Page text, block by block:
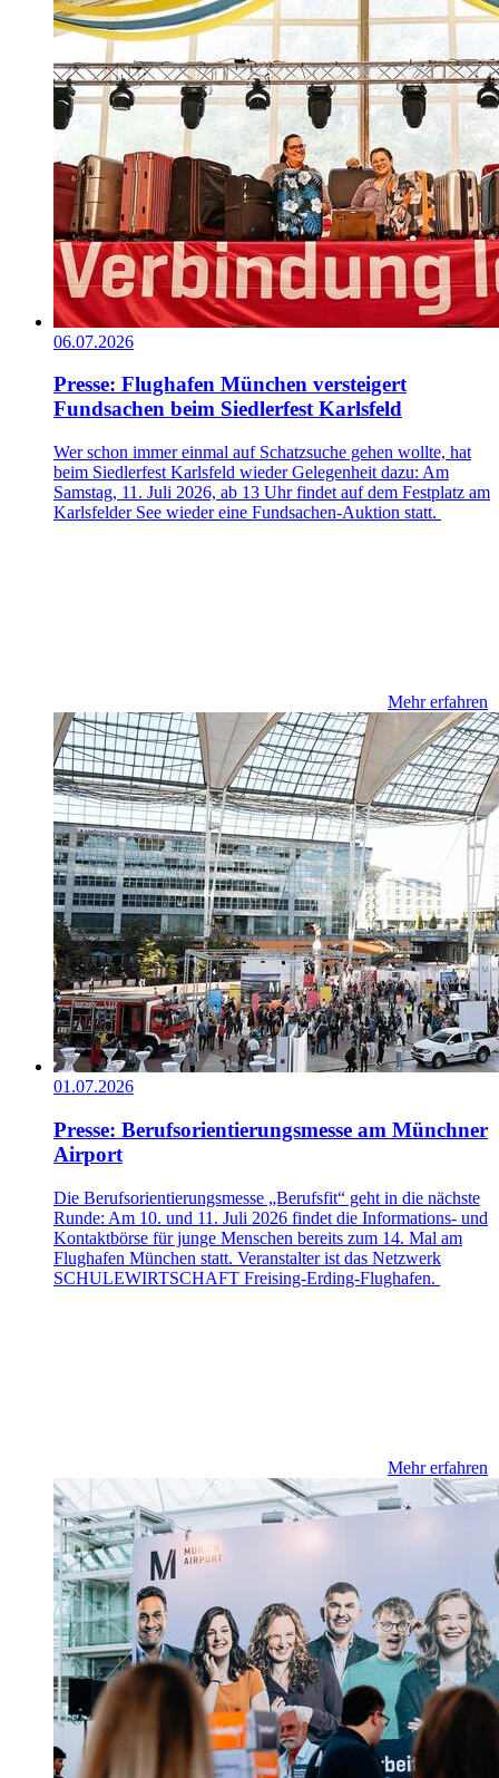
06.07.2026
Presse: Flughafen München versteigert
Fundsachen beim Siedlerfest Karlsfeld
Wer schon immer einmal auf Schatzsuche gehen wollte, hat
beim Siedlerfest Karlsfeld wieder Gelegenheit dazu: Am
Samstag, 11. Juli 2026, ab 13 Uhr findet auf dem Festplatz am
Karlsfelder See wieder eine Fundsachen-Auktion statt.
Mehr erfahren
01.07.2026
Presse: Berufsorientierungsmesse am Münchner
Airport
Die Berufsorientierungsmesse „Berufsfit“ geht in die nächste
Runde: Am 10. und 11. Juli 2026 findet die Informations- und
Kontaktbörse für junge Menschen bereits zum 14. Mal am
Flughafen München statt. Veranstalter ist das Netzwerk
SCHULEWIRTSCHAFT Freising-Erding-Flughafen.
Mehr erfahren